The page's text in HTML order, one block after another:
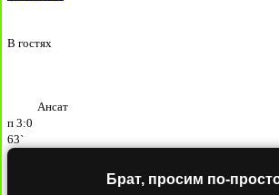
В гостях
Ансат
п 3:0
63`
Брат, просим по-